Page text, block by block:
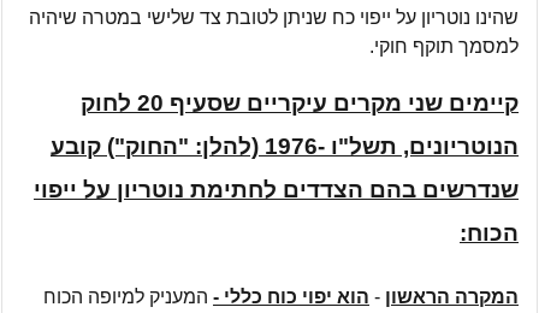
שהינו נוטריון על ייפוי כח שניתן לטובת צד שלישי במטרה שיהיה
למסמך תוקף חוקי.
קיימים שני מקרים עיקריים שסעיף 20 לחוק
הנוטריונים, תשל"ו -1976 (להלן: "החוק") קובע
שנדרשים בהם הצדדים לחתימת נוטריון על ייפוי
הכוח:
המקרה הראשון - הוא יפוי כוח כללי - המעניק למיופה הכוח